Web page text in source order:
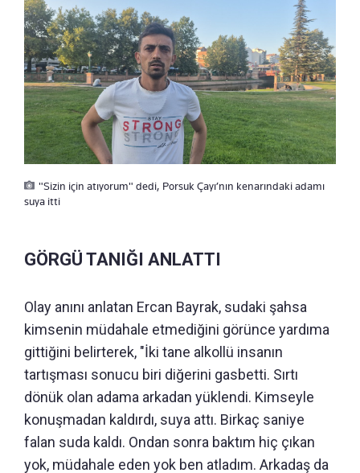
"Sizin için atıyorum" dedi, Porsuk Çayı’nın kenarındaki adamı
suya itti
GÖRGÜ TANIĞI ANLATTI
Olay anını anlatan Ercan Bayrak, sudaki şahsa
kimsenin müdahale etmediğini görünce yardıma
gittiğini belirterek, "İki tane alkollü insanın
tartışması sonucu biri diğerini gasbetti. Sırtı
dönük olan adama arkadan yüklendi. Kimseyle
konuşmadan kaldırdı, suya attı. Birkaç saniye
falan suda kaldı. Ondan sonra baktım hiç çıkan
yok, müdahale eden yok ben atladım. Arkadaş da